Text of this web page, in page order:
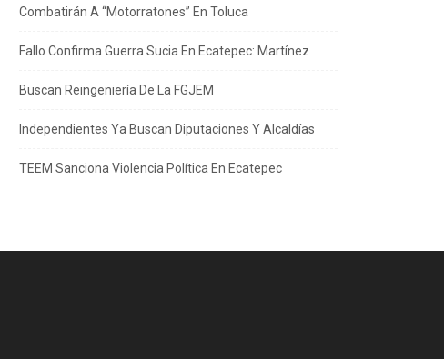
Combatirán A “Motorratones” En Toluca
Fallo Confirma Guerra Sucia En Ecatepec: Martínez
Buscan Reingeniería De La FGJEM
Independientes Ya Buscan Diputaciones Y Alcaldías
TEEM Sanciona Violencia Política En Ecatepec